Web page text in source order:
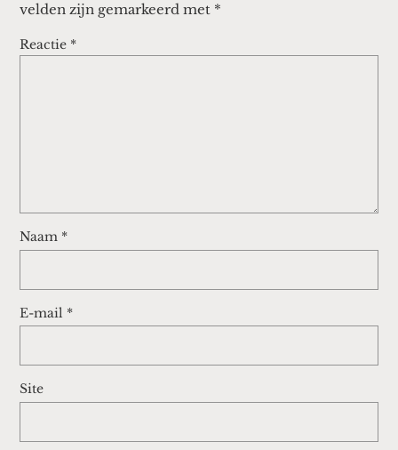
velden zijn gemarkeerd met *
Reactie *
Naam *
E-mail *
Site